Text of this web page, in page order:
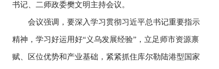
书记、二师政委樊文明主持会议。
会议强调，要深入学习贯彻习近平总书记重要指示
精神，学习好运用好“义乌发展经验”，立足师市资源禀
赋、区位优势和产业基础，紧紧抓住库尔勒陆港型国家